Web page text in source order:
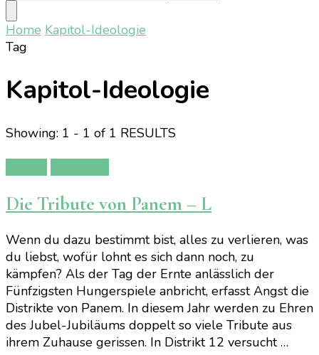
Something?
Home Kapitol-Ideologie
Tag
Kapitol-Ideologie
Showing: 1 - 1 of 1 RESULTS
Die Tribute von Panem – L
Wenn du dazu bestimmt bist, alles zu verlieren, was
du liebst, wofür lohnt es sich dann noch, zu
kämpfen? Als der Tag der Ernte anlässlich der
Fünfzigsten Hungerspiele anbricht, erfasst Angst die
Distrikte von Panem. In diesem Jahr werden zu Ehren
des Jubel-Jubiläums doppelt so viele Tribute aus
ihrem Zuhause gerissen. In Distrikt 12 versucht …